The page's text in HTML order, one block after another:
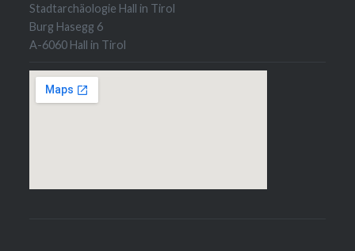
Stadtarchäologie Hall in Tirol
Burg Hasegg 6
A-6060 Hall in Tirol